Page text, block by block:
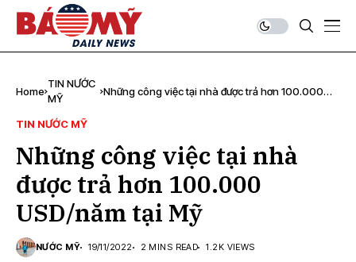
Home
TIN NƯỚC
MỸ
Những công việc tại nhà được trả hơn 100.000
TIN NƯỚC MỸ
Những công việc tại nhà
được trả hơn 100.000
USD/năm tại Mỹ
NƯỚC MỸ 19/11/2022 2 MINS READ 1.2K VIEWS